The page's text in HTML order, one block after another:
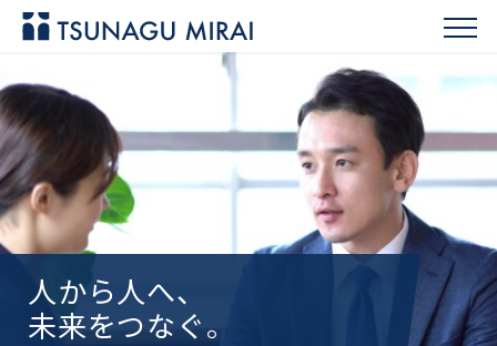
人から人へ、
未来をつなぐ。